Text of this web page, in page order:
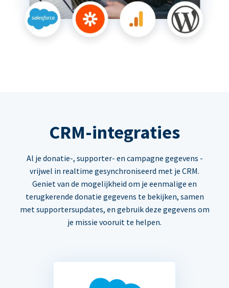
CRM-integraties
Al je donatie-, supporter- en campagne gegevens -
vrijwel in realtime gesynchroniseerd met je CRM.
Geniet van de mogelijkheid om je eenmalige en
terugkerende donatie gegevens te bekijken, samen
met supportersupdates, en gebruik deze gegevens om
je missie vooruit te helpen.